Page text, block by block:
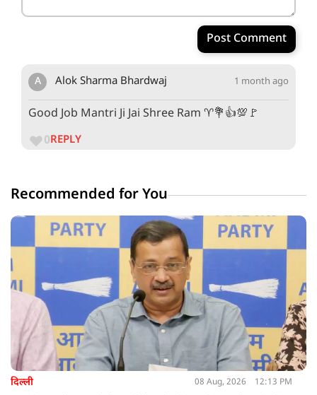
Post Comment
A Alok Sharma Bhardwaj 1 month ago
Good Job Mantri Ji Jai Shree Ram ♈💐👍💯🚩
0REPLY
Recommended for You
दिल्ली 08 Aug, 2026 12:13 PM